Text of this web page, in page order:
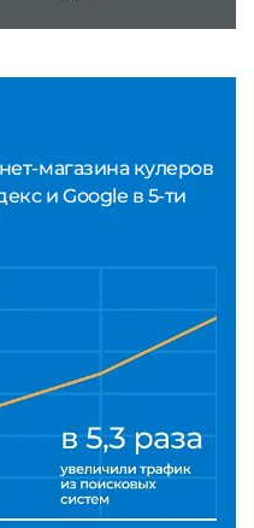
магазина кулеров
и Google в 5-ти